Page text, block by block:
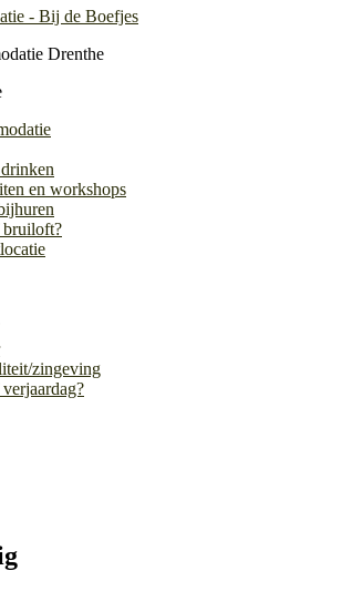
Drenthe
en workshops
bruiloft?
zingeving